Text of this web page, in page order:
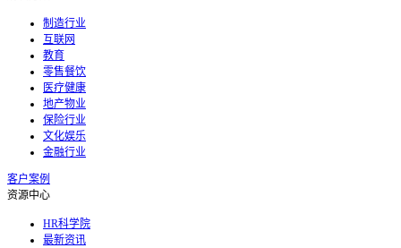
制造行业
互联网
教育
零售餐饮
医疗健康
地产物业
保险行业
文化娱乐
金融行业
客户案例
资源中心
HR科学院
最新资讯